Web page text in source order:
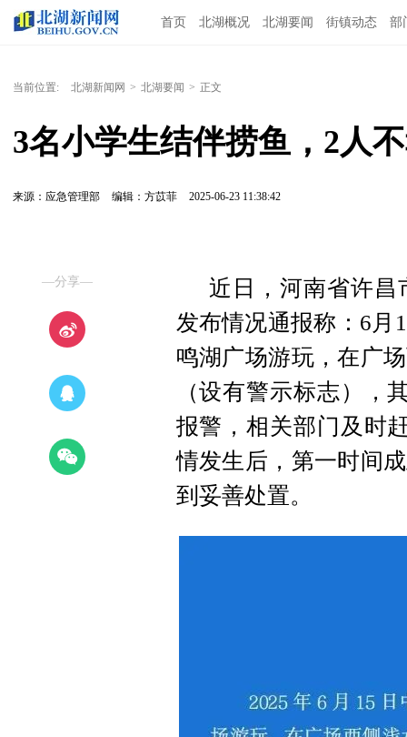
首页 北湖概况 北湖要闻 街镇动态 部
当前位置: 北湖新闻网 > 北湖要闻 > 正文
3名小学生结伴捞鱼，2人
来源：应急管理部 编辑：方苡菲 2025-06-23 11:38:42
—分享—
近日，河南省许昌
发布情况通报称：6月
鸣湖广场游玩，在广
（设有警示标志），
报警，相关部门及时
情发生后，第一时间
到妥善处置。